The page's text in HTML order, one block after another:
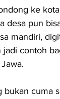
ke
desa pun
mandiri,
contoh
cuma